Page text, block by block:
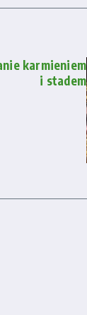
karmieniem
i stadem